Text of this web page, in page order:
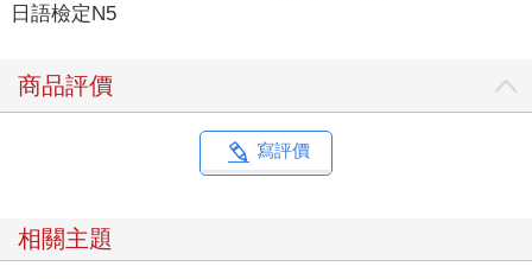
日語檢定N5
商品評價
寫評價
相關主題